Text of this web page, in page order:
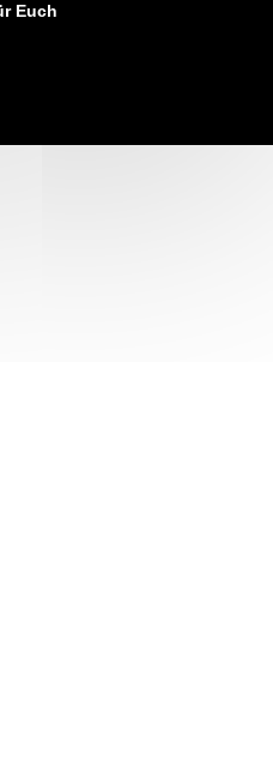
Euch